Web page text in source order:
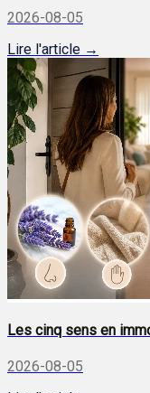
2026-08-05
Lire l'article →
Les cinq sens en
2026-08-05